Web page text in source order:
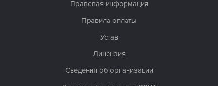
Правовая информация
Правила оплаты
Устав
Лицензия
Сведения об организации